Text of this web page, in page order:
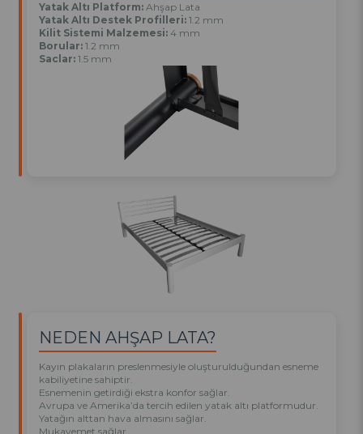
Yatak Altı Platform: Ahşap Lata
Yatak Altı Destek Profilleri: 1.2 mm
Kilit Sistemi Malzemesi: 4 mm
Borular: 1.2 mm
Saclar: 1.5 mm
NEDEN AHŞAP LATA?
Kayın plakaların preslenmesiyle oluşturulduğundan esneme
kabiliyetine sahiptir.
Esnemenin getirdiği ekstra konfor sağlar.
Avrupa ve Amerika’da tercih edilen yatak altı platformudur.
Yatağın alttan hava almasını sağlar.
Mukavemet sağlar.